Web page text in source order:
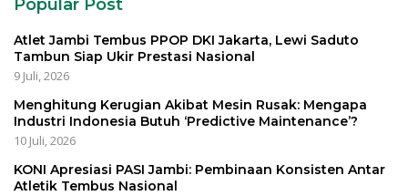
Popular Post
Atlet Jambi Tembus PPOP DKI Jakarta, Lewi Saduto
Tambun Siap Ukir Prestasi Nasional
9 Juli, 2026
Menghitung Kerugian Akibat Mesin Rusak: Mengapa
Industri Indonesia Butuh ‘Predictive Maintenance’?
10 Juli, 2026
KONI Apresiasi PASI Jambi: Pembinaan Konsisten Antar
Atletik Tembus Nasional